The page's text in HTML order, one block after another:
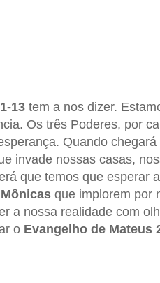
13tem a nos dizer.
Os três Poderes, por
Quando chegará
invade nossas casas,
que temos que esperar
Mônicasque implorem por
a nossa realidade com
o Evangelho de Mateus